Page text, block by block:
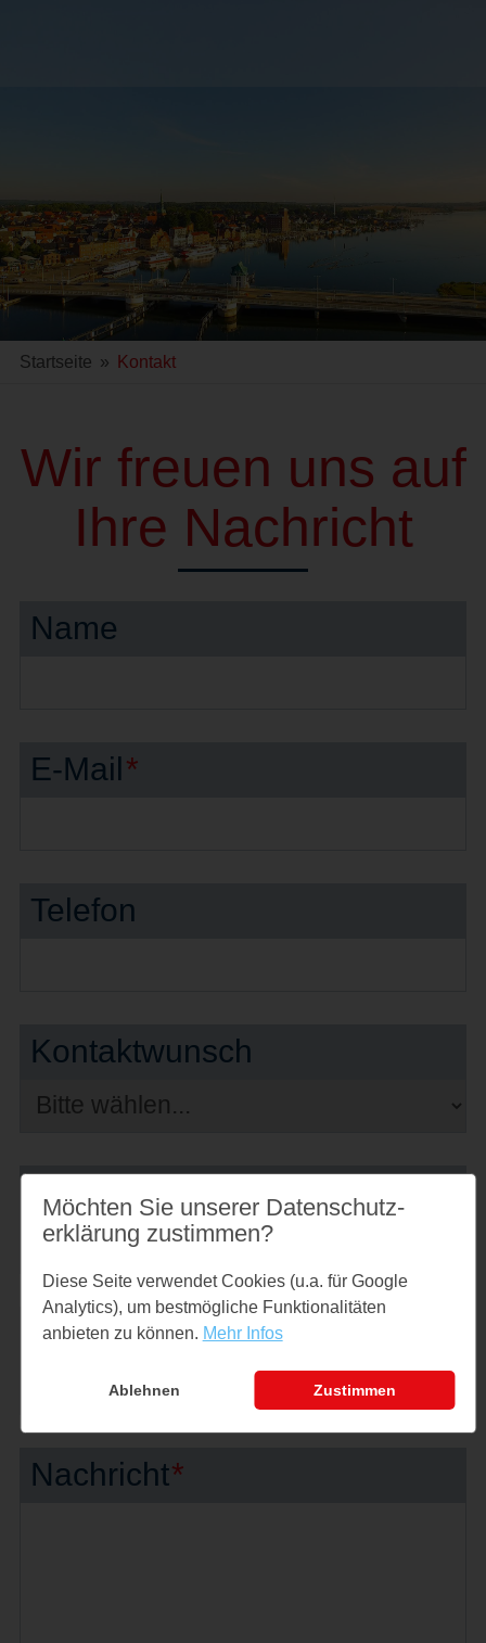
Startseite » Kontakt
Wir freuen uns auf
Ihre Nachricht
Name
E-Mail*
Telefon
Kontaktwunsch
Erreichbarkeit
Betreff
Nachricht*
Möchten Sie unserer Datenschutz­
erklärung zustimmen?
Diese Seite verwendet Cookies (u.a. für Google
Analytics), um bestmögliche Funktionalitäten
anbieten zu können. Mehr Infos
Ablehnen Zustimmen